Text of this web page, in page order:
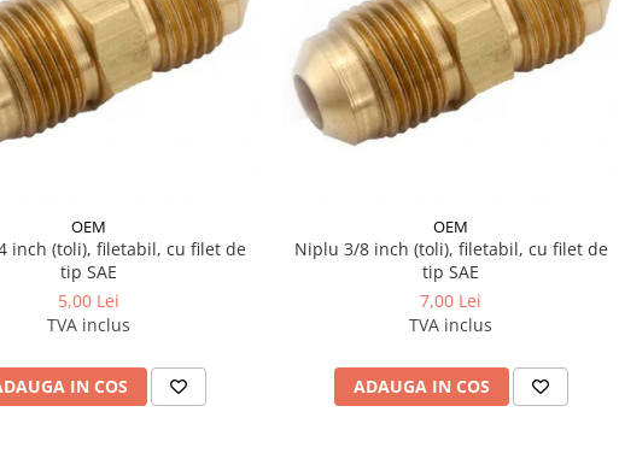
OEM
inch (toli), filetabil, cu filet de
tip SAE
5,00 Lei
TVA inclus
IN COS
OEM
Niplu 3/8 inch (toli), filetabil, cu filet de
tip SAE
7,00 Lei
TVA inclus
ADAUGA IN COS